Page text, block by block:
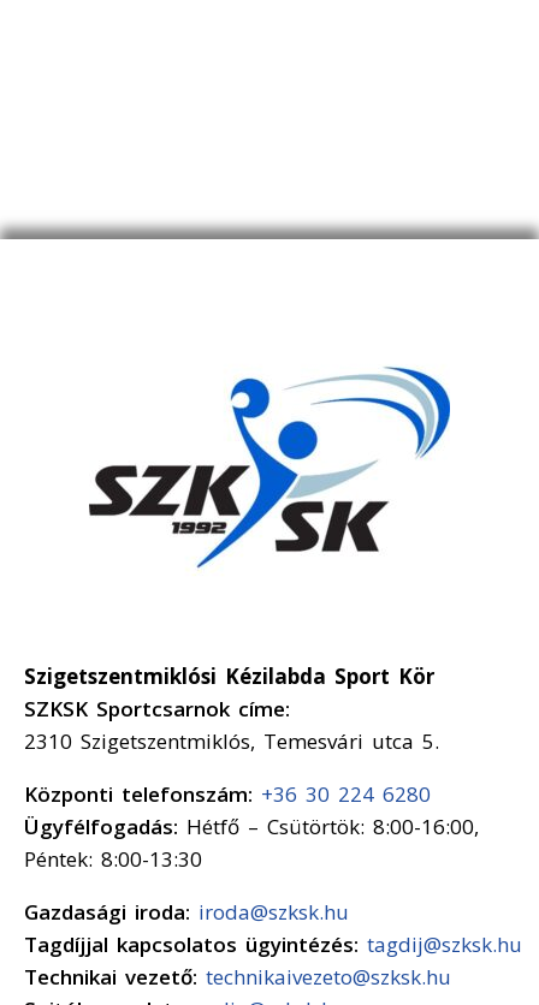
Szigetszentmiklósi Kézilabda Sport Kör
SZKSK Sportcsarnok címe:
2310 Szigetszentmiklós, Temesvári utca 5.
Központi telefonszám: +36 30 224 6280
Ügyfélfogadás: Hétfő – Csütörtök: 8:00-16:00,
Péntek: 8:00-13:30
Gazdasági iroda: iroda@szksk.hu
Tagdíjjal kapcsolatos ügyintézés: tagdij@szksk.hu
Technikai vezető: technikaivezeto@szksk.hu